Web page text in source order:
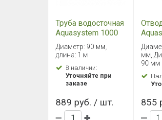
Труба водосточная
Aquasystem 1000
мм D 90 RAL8017
PU
Диаметр: 90 мм,
длина: 1 м
В наличии:
Уточняйте при
заказе
889 руб. / шт.
мм,
90 мм
855